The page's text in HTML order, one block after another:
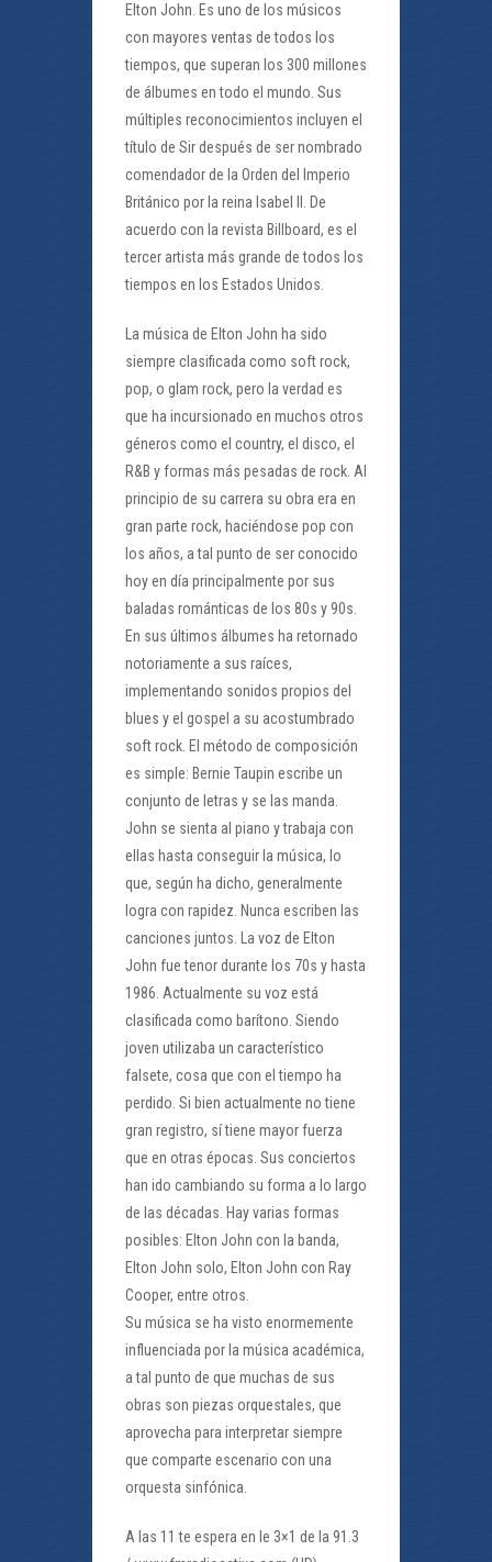
Elton John. Es uno de los músicos
con mayores ventas de todos los
tiempos, que superan los 300 millones
de álbumes en todo el mundo. Sus
múltiples reconocimientos incluyen el
título de Sir después de ser nombrado
comendador de la Orden del Imperio
Británico por la reina Isabel II. De
acuerdo con la revista Billboard, es el
tercer artista más grande de todos los
tiempos en los Estados Unidos.
La música de Elton John ha sido
siempre clasificada como soft rock,
pop, o glam rock, pero la verdad es
que ha incursionado en muchos otros
géneros como el country, el disco, el
R&B y formas más pesadas de rock. Al
principio de su carrera su obra era en
gran parte rock, haciéndose pop con
los años, a tal punto de ser conocido
hoy en día principalmente por sus
baladas románticas de los 80s y 90s.
En sus últimos álbumes ha retornado
notoriamente a sus raíces,
implementando sonidos propios del
blues y el gospel a su acostumbrado
soft rock. El método de composición
es simple: Bernie Taupin escribe un
conjunto de letras y se las manda.
John se sienta al piano y trabaja con
ellas hasta conseguir la música, lo
que, según ha dicho, generalmente
logra con rapidez. Nunca escriben las
canciones juntos. La voz de Elton
John fue tenor durante los 70s y hasta
1986. Actualmente su voz está
clasificada como barítono. Siendo
joven utilizaba un característico
falsete, cosa que con el tiempo ha
perdido. Si bien actualmente no tiene
gran registro, sí tiene mayor fuerza
que en otras épocas. Sus conciertos
han ido cambiando su forma a lo largo
de las décadas. Hay varias formas
posibles: Elton John con la banda,
Elton John solo, Elton John con Ray
Cooper, entre otros.
Su música se ha visto enormemente
influenciada por la música académica,
a tal punto de que muchas de sus
obras son piezas orquestales, que
aprovecha para interpretar siempre
que comparte escenario con una
orquesta sinfónica.
A las 11 te espera en le 3×1 de la 91.3